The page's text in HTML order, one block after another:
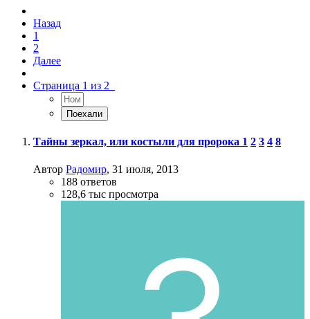
Назад
1
2
Далее
Страница 1 из 2
Тайны зеркал, или костыли для пророка 1 2 3 4 8
Автор Радомир, 31 июля, 2013
188 ответов
128,6 тыс просмотра